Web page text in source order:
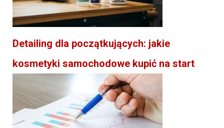
Detailing dla początkujących: jakie
kosmetyki samochodowe kupić na start